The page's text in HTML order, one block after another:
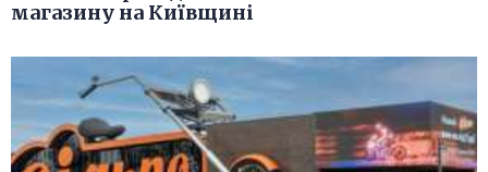
магазину на Київщині